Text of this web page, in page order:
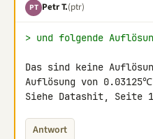
PT Petr T.(ptr)
> und folgende
Das sind keine
Auflösung von
Siehe Datashit, Seite
Antwort